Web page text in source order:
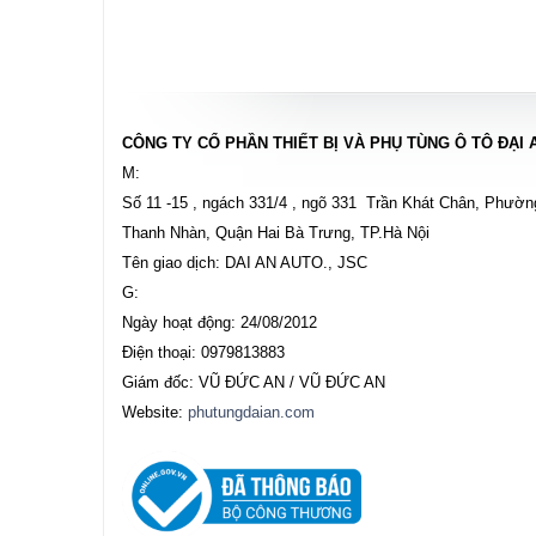
CÔNG TY CỔ PHẦN THIẾT BỊ VÀ PHỤ TÙNG Ô TÔ ĐẠI
M:
Số 11 -15 , ngách 331/4 , ngõ 331 Trần Khát Chân,
Thanh Nhàn, Quận Hai Bà Trưng, TP.Hà Nội
Tên giao dịch: DAI AN AUTO., JSC
G:
Ngày hoạt động: 24/08/2012
Điện thoại: 0979813883
Giám đốc: VŨ ĐỨC AN / VŨ ĐỨC AN
Website: phutungdaian.com